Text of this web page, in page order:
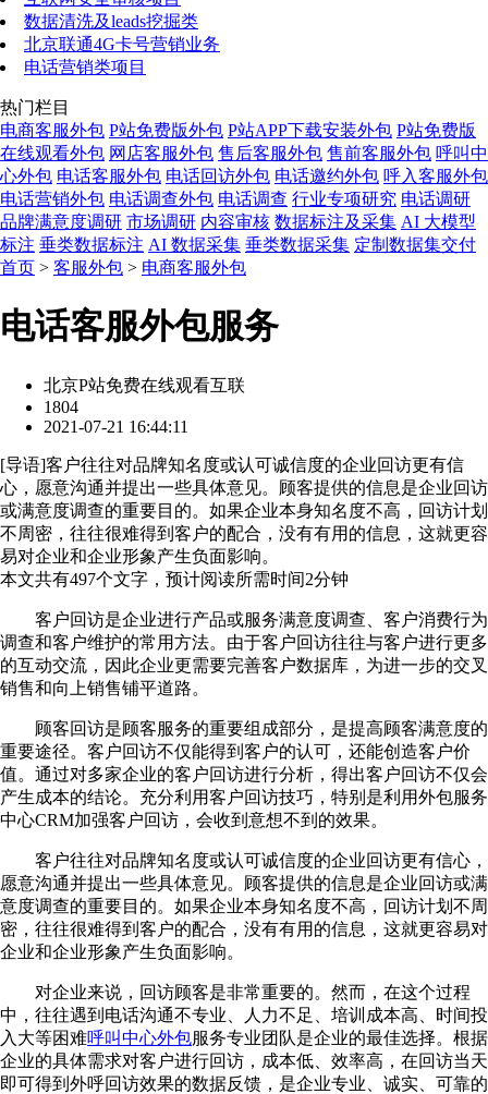
数据清洗及leads挖掘类
北京联通4G卡号营销业务
电话营销类项目
热门栏目
电商客服外包 P站免费版外包 P站APP下载安装外包 P站免费版
在线观看外包 网店客服外包 售后客服外包 售前客服外包 呼叫中
心外包 电话客服外包 电话回访外包 电话邀约外包 呼入客服外包
电话营销外包 电话调查外包 电话调查 行业专项研究 电话调研
品牌满意度调研 市场调研 内容审核 数据标注及采集 AI 大模型
标注 垂类数据标注 AI 数据采集 垂类数据采集 定制数据集交付
首页 > 客服外包 > 电商客服外包
电话客服外包服务
北京P站免费在线观看互联
1804
2021-07-21 16:44:11
[导语]客户往往对品牌知名度或认可诚信度的企业回访更有信
心，愿意沟通并提出一些具体意见。顾客提供的信息是企业回访
或满意度调查的重要目的。如果企业本身知名度不高，回访计划
不周密，往往很难得到客户的配合，没有有用的信息，这就更容
易对企业和企业形象产生负面影响。
本文共有497个文字，预计阅读所需时间2分钟
客户回访是企业进行产品或服务满意度调查、客户消费行为
调查和客户维护的常用方法。由于客户回访往往与客户进行更多
的互动交流，因此企业更需要完善客户数据库，为进一步的交叉
销售和向上销售铺平道路。
顾客回访是顾客服务的重要组成部分，是提高顾客满意度的
重要途径。客户回访不仅能得到客户的认可，还能创造客户价
值。通过对多家企业的客户回访进行分析，得出客户回访不仅会
产生成本的结论。充分利用客户回访技巧，特别是利用外包服务
中心CRM加强客户回访，会收到意想不到的效果。
客户往往对品牌知名度或认可诚信度的企业回访更有信心，
愿意沟通并提出一些具体意见。顾客提供的信息是企业回访或满
意度调查的重要目的。如果企业本身知名度不高，回访计划不周
密，往往很难得到客户的配合，没有有用的信息，这就更容易对
企业和企业形象产生负面影响。
对企业来说，回访顾客是非常重要的。然而，在这个过程
中，往往遇到电话沟通不专业、人力不足、培训成本高、时间投
入大等困难呼叫中心外包服务专业团队是企业的最佳选择。根据
企业的具体需求对客户进行回访，成本低、效率高，在回访当天
即可得到外呼回访效果的数据反馈，是企业专业、诚实、可靠的